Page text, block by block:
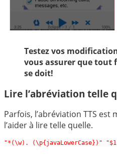
Testez vos
vous assurer que tout
se doit!
Lire l’abréviation telle
Parfois, l’abréviation TTS est
l’aider à lire telle quelle.